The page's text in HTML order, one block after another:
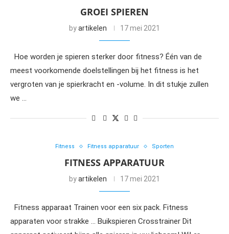
GROEI SPIEREN
byartikelen 17 mei 2021
Hoe worden je spieren sterker door fitness? Één van de
meest voorkomende doelstellingen bij het fitness is het
vergroten van je spierkracht en -volume. In dit stukje zullen
we …
Fitness Fitness apparatuur Sporten
FITNESS APPARATUUR
byartikelen 17 mei 2021
Fitness apparaat Trainen voor een six pack. Fitness
apparaten voor strakke … Buikspieren Crosstrainer Dit